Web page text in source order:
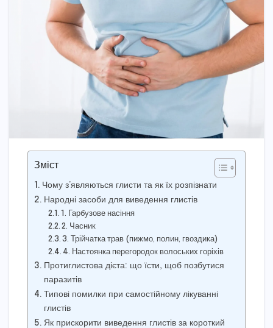
Зміст
Чому з’являються глисти та як їх розпізнати
Народні засоби для виведення глистів
1. Гарбузове насіння
2. Часник
3. Трійчатка трав (пижмо, полин, гвоздика)
4. Настоянка перегородок волоських горіхів
Протиглистова дієта: що їсти, щоб позбутися
паразитів
Типові помилки при самостійному лікуванні
глистів
Як прискорити виведення глистів за короткий